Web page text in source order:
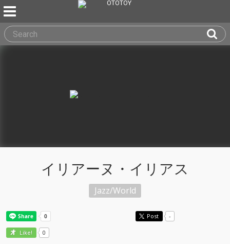
イリアーヌ・イリアス
Jazz/World
Post -
Like! 0